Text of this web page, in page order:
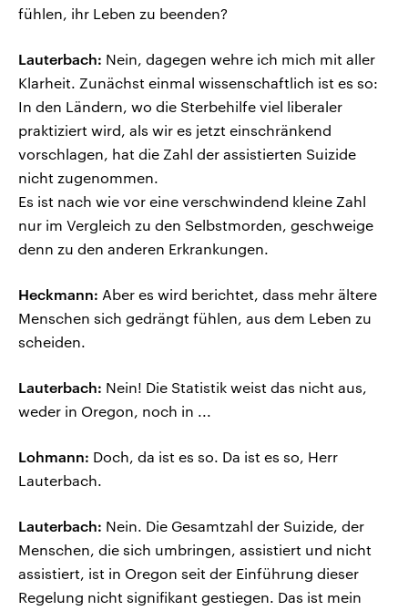
fühlen, ihr Leben zu beenden?
Lauterbach: Nein, dagegen wehre ich mich mit aller
Klarheit. Zunächst einmal wissenschaftlich ist es so:
In den Ländern, wo die Sterbehilfe viel liberaler
praktiziert wird, als wir es jetzt einschränkend
vorschlagen, hat die Zahl der assistierten Suizide
nicht zugenommen.
Es ist nach wie vor eine verschwindend kleine Zahl
nur im Vergleich zu den Selbstmorden, geschweige
denn zu den anderen Erkrankungen.
Heckmann: Aber es wird berichtet, dass mehr ältere
Menschen sich gedrängt fühlen, aus dem Leben zu
scheiden.
Lauterbach: Nein! Die Statistik weist das nicht aus,
weder in Oregon, noch in ...
Lohmann: Doch, da ist es so. Da ist es so, Herr
Lauterbach.
Lauterbach: Nein. Die Gesamtzahl der Suizide, der
Menschen, die sich umbringen, assistiert und nicht
assistiert, ist in Oregon seit der Einführung dieser
Regelung nicht signifikant gestiegen. Das ist mein